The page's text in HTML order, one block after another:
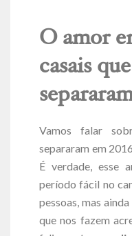
O amor
casais
Vamos falar
separaram em
É verdade, esse
período fácil no
pessoas, mas
que nos fazem